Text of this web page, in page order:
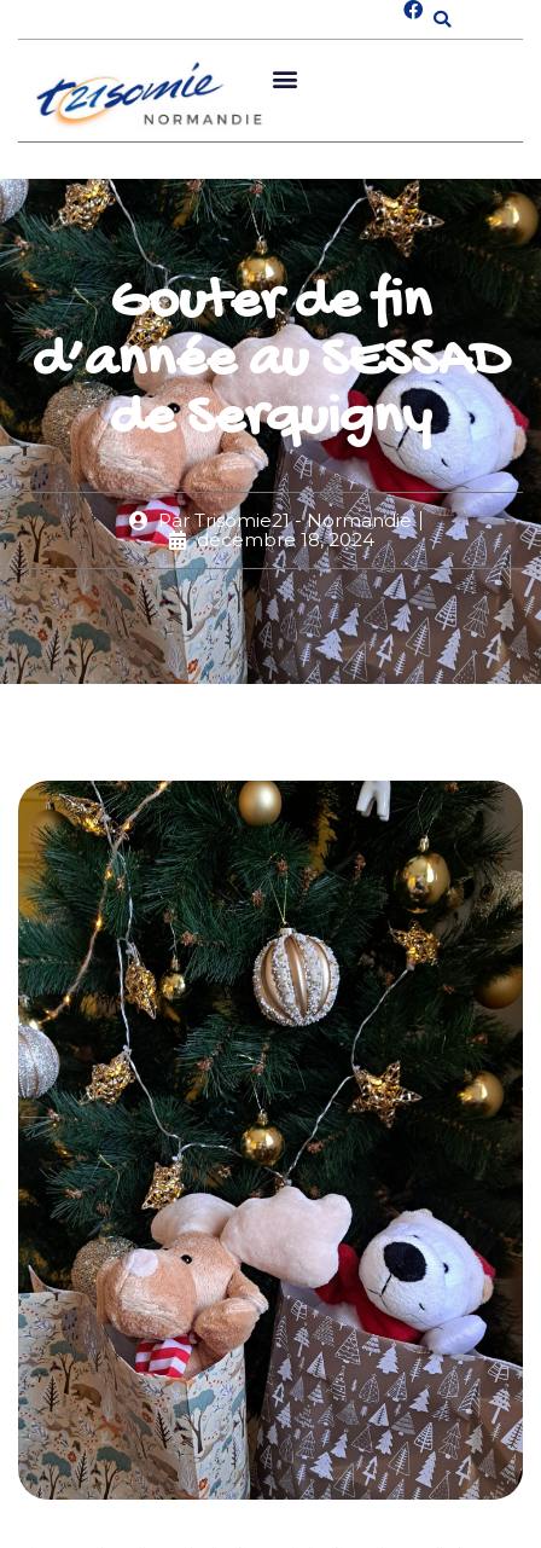
Gouter de fin
d’année au SESSAD
de Serquigny
ParTrisomie21 - Normandie
décembre 18, 2024